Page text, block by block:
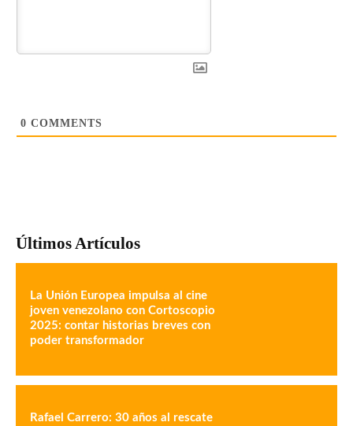
0 COMMENTS
Últimos Artículos
La Unión Europea impulsa al cine
joven venezolano con Cortoscopio
2025: contar historias breves con
poder transformador
Rafael Carrero: 30 años al rescate